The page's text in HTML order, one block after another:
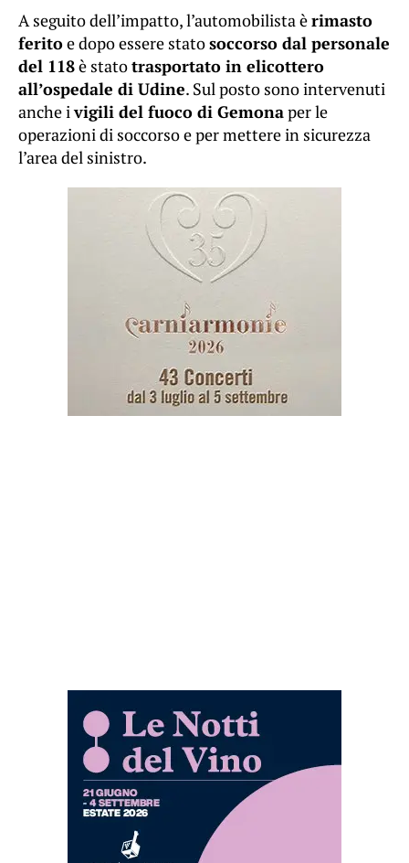
A seguito dell’impatto, l’automobilista èrimasto
feritoe dopo essere statosoccorso dal personale
del 118è statotrasportato in elicottero
all’ospedale di Udine. Sul posto sono intervenuti
anche ivigili del fuoco di Gemonaper le
operazioni di soccorso e per mettere in sicurezza
l’area del sinistro.